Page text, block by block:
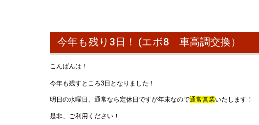
今年も残り3日！ (エボ8 車高調交換）
こんばんは！
今年も残すところ3日となりました！
明日の水曜日、通常なら定休日ですが年末なので通常営業いたします！
是非、ご利用ください！